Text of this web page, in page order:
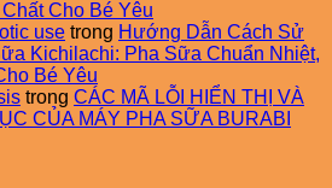
Cho Bé Yêu
use trong Hướng Dẫn Cách Sử
Kichilachi: Pha Sữa Chuẩn Nhiệt,
Bé Yêu
trong CÁC MÃ LỖI HIỂN THỊ VÀ
CỦA MÁY PHA SỮA BURABI